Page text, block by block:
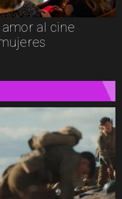
al cine